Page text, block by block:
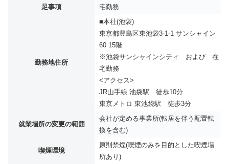
足事項
宅勤務
勤務地住所
■本社(池袋)
東京都豊島区東池袋3-1-1 サンシャイン
60 15階
※池袋サンシャインシティ および 在
宅勤務
<アクセス>
JR山手線 池袋駅 徒歩10分
東京メトロ 東池袋駅 徒歩3分
就業場所の変更の範囲
会社が定める事業所(転居を伴う配置転
換を含む)
喫煙環境
原則禁煙(喫煙のみを目的とした喫煙場
所あり)